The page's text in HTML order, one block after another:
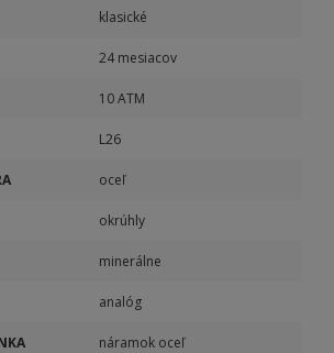
klasické
24 mesiacov
10 ATM
L26
oceľ
okrúhly
minerálne
analóg
náramok oceľ